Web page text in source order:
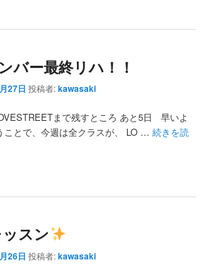
バー最終リハ！！
27日 投稿者:kawasaki
まで残すところ あと5日 早いよ
ことで、今週は全クラスが、 LO …続きを読
スン
26日 投稿者:kawasaki